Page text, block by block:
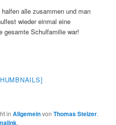
alle zusammen und man
wieder einmal eine
gesamte Schulfamilie war!
inAllgemeinvonThomas Stelzer.
.